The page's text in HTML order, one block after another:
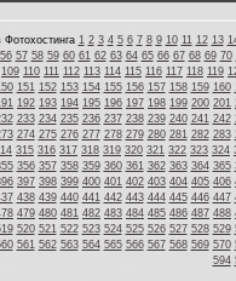
1 2 3 4 5 6 7 8 9 10 11 12 13
56 57 58 59 60 61 62 63 64 65 66 67 68 69 70
109 110 111 112 113 114 115 116 117 118 119
151 152 153 154 155 156 157 158 159 160
192 193 194 195 196 197 198 199 200 201
233 234 235 236 237 238 239 240 241 242
274 275 276 277 278 279 280 281 282 283
315 316 317 318 319 320 321 322 323 324
356 357 358 359 360 361 362 363 364 365
397 398 399 400 401 402 403 404 405 406
438 439 440 441 442 443 444 445 446 447
479 480 481 482 483 484 485 486 487 488
520 521 522 523 524 525 526 527 528 529
561 562 563 564 565 566 567 568 569 570
594